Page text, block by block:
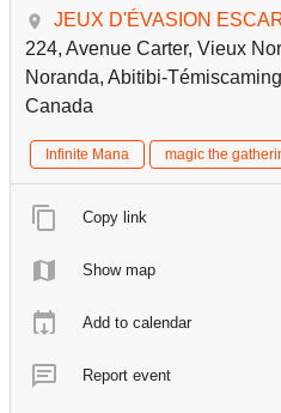
JEUX D'ÉVASION
224, Avenue Carter, Vieux
Noranda, Abitibi-
Canada
Infinite Mana magic the
Copy link
Show map
Add to calendar
Report event